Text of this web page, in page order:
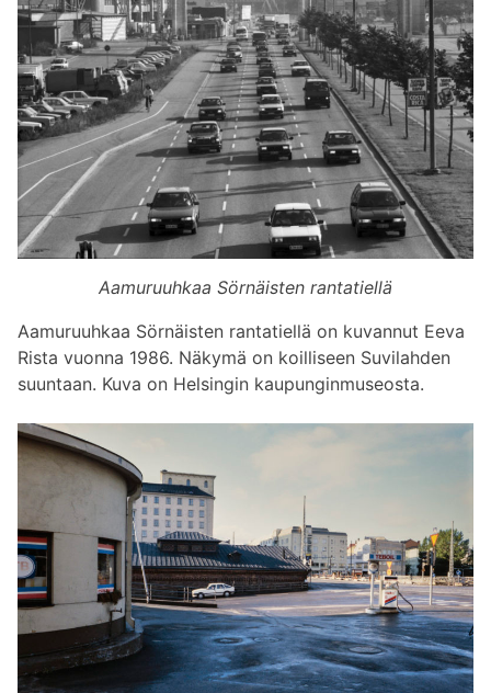
Aamuruuhkaa Sörnäisten rantatiellä
Aamuruuhkaa Sörnäisten rantatiellä on kuvannut Eeva
Rista vuonna 1986. Näkymä on koilliseen Suvilahden
suuntaan. Kuva on Helsingin kaupunginmuseosta.